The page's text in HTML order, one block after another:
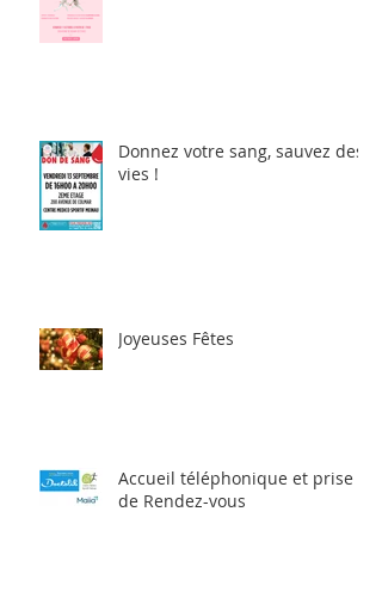
Donnez votre sang, sauvez des
vies !
Joyeuses Fêtes
Accueil téléphonique et prise
de Rendez-vous